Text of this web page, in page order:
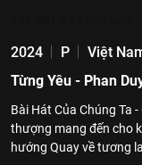
2024 P Việt
Từng Yêu - Phan
Bài Hát Của Chúng Ta
thượng mang đến cho
hướng Quay về tương